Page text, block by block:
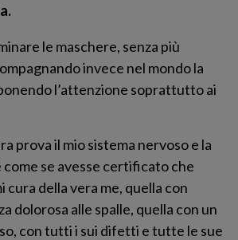
le maschere, senza più
invece nel mondo la
l’attenzione soprattutto ai
prova il mio sistema nervoso e la
come se avesse certificato che
della vera me, quella con
dolorosa alle spalle, quella con un
con tutti i sui difetti e tutte le sue